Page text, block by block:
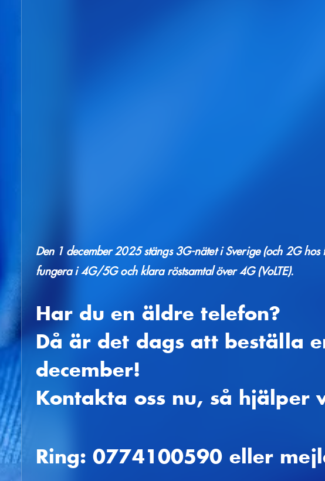
Den 1 december 2025 stängs 3G-nätet i Sverige (och 2G
fungera i 4G/5G och klara röstsamtal över 4G (VoLTE).
Har du en äldre telefon?
Då är det dags att beställa
december!
Kontakta oss nu, så hjälper
Ring: 0774100590 eller